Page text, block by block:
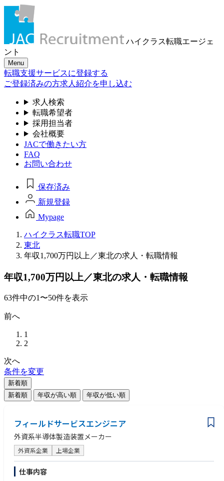
ハイクラス転職エージェ
ント
Menu
転職支援サービスに登録する
ご登録済みの方求人紹介を申し込む
求人検索
転職希望者
採用担当者
会社概要
JACで働きたい方
FAQ
お問い合わせ
保存済み
新規登録
Mypage
ハイクラス転職TOP
東北
年収1,700万円以上／東北の求人・転職情報
年収1,700万円以上／東北の求人・転職情報
63件中の1〜50件を表示
前へ
1
2
次へ
条件を変更
新着順
新着順
年収が高い順 年収が低い順
フィールドサービスエンジニア
外資系半導体製造装置メーカー
外資系企業 上場企業
仕事内容